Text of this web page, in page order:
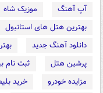
آپ آهنگ موزیک شاه
بهترین هتل های استانبول
دانلود آهنگ جدید
پرشین هتل
ثبت نام
مزایده خودرو
خرید